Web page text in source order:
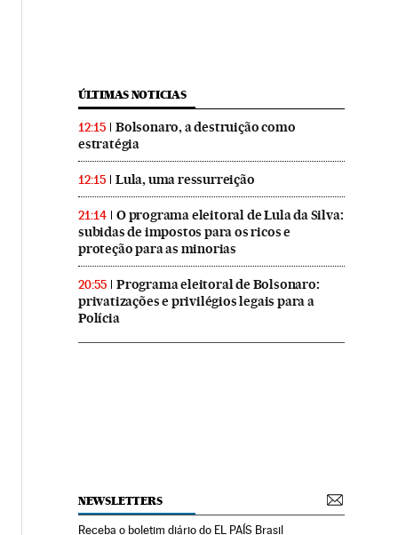
ÚLTIMAS NOTICIAS
12:15
Bolsonaro, a destruição como
estratégia
12:15 Lula, uma ressurreição
21:14
O programa eleitoral de Lula da Silva:
subidas de impostos para os ricos e
proteção para as minorias
20:55
Programa eleitoral de Bolsonaro:
privatizações e privilégios legais para a
Polícia
NEWSLETTERS
Receba o boletim diário do EL PAÍS Brasil